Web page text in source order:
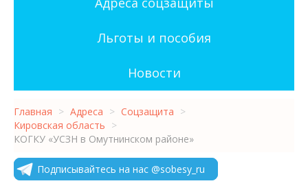
Льготы и пособия
Новости
Главная > Адреса > Соцзащита >
Кировская область >
КОГКУ «УСЗН в Омутнинском районе»
Подписывайтесь на нас @sobesy_ru